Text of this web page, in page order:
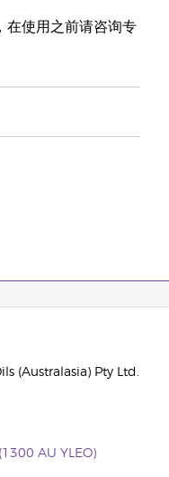
在使用之前请咨询专
(Australasia) Pty Ltd.
AU YLEO)